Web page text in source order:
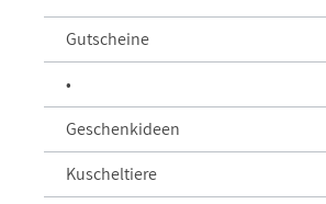
Gutscheine
•
Geschenkideen
Kuscheltiere